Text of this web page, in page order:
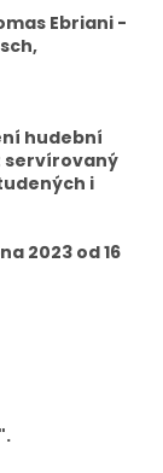
Ebriani -
hudební
servírovaný
i
2023 od 16